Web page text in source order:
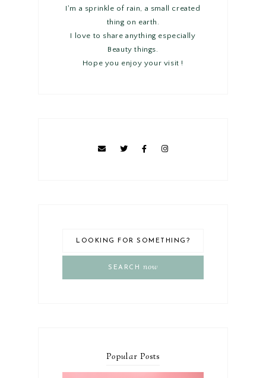
I'm a sprinkle of rain, a small created
thing on earth.
I love to share anything especially
Beauty things.
Hope you enjoy your visit !
SEARCH now
Popular Posts